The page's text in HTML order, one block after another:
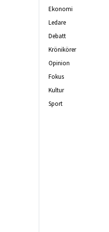
Ekonomi
Ledare
Debatt
Krönikörer
Opinion
Fokus
Kultur
Sport